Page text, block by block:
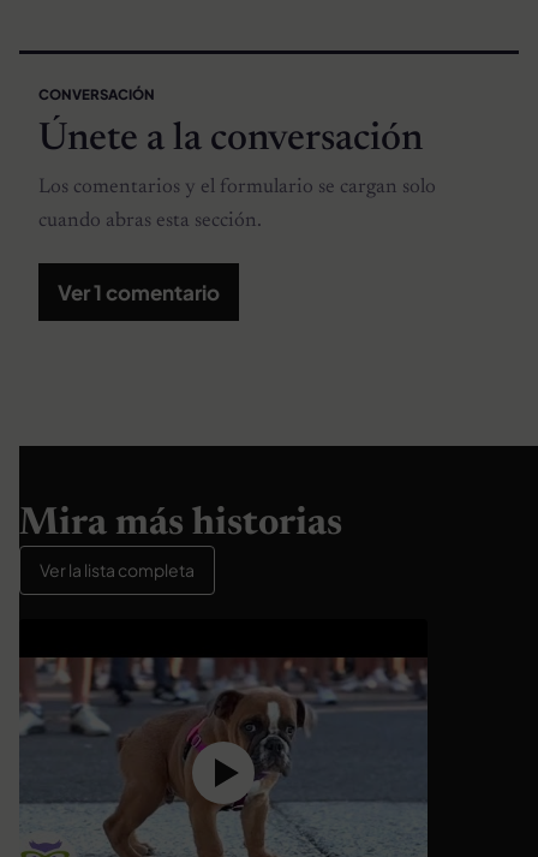
CONVERSACIÓN
Únete a la conversación
Los comentarios y el formulario se cargan solo
cuando abras esta sección.
Ver 1 comentario
Mira más historias
Ver la lista completa